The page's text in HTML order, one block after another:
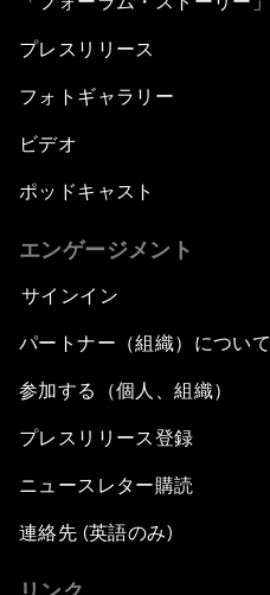
プレスリリース
フォトギャラリー
ビデオ
ポッドキャスト
エンゲージメント
サインイン
パートナー（組織）について
参加する（個人、組織）
プレスリリース登録
ニュースレター購読
連絡先 (英語のみ)